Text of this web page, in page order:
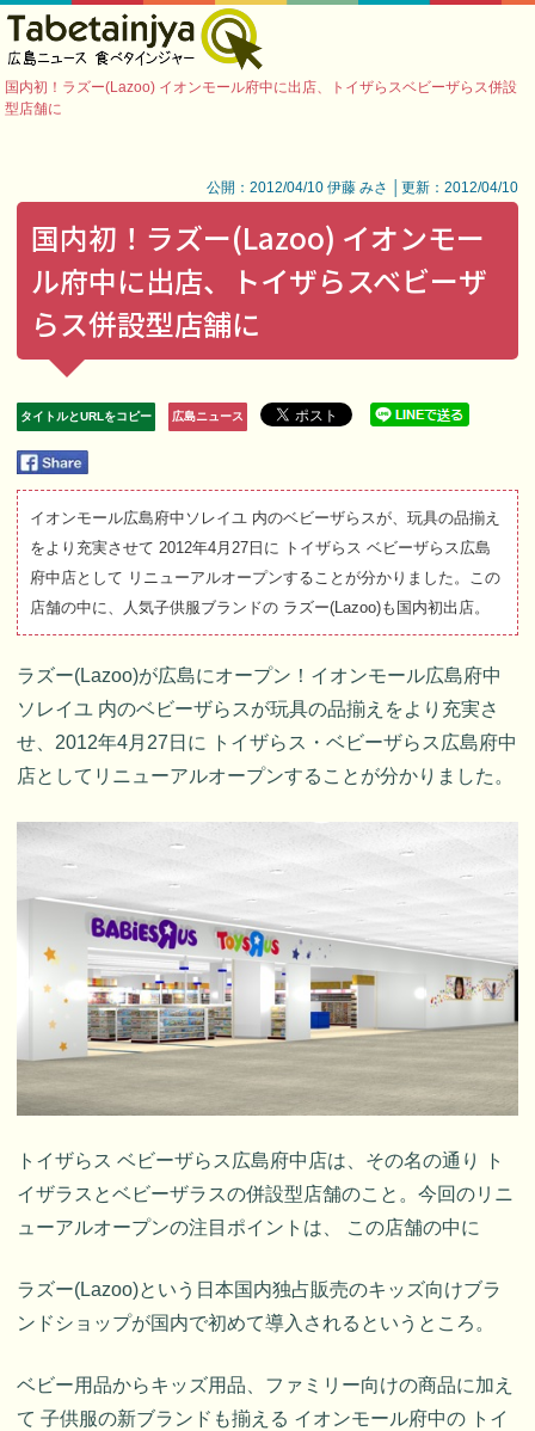
国内初！ラズー(Lazoo) イオンモール府中に出店、トイザらスベビーザらス併設
型店舗に
公開：2012/04/10 伊藤 みさ │更新：2012/04/10
国内初！ラズー(Lazoo) イオンモー
ル府中に出店、トイザらスベビーザ
らス併設型店舗に
タイトルとURLをコピー 広島ニュース
イオンモール広島府中ソレイユ 内のベビーザらスが、玩具の品揃え
をより充実させて 2012年4月27日に トイザらス ベビーザらス広島
府中店として リニューアルオープンすることが分かりました。この
店舗の中に、人気子供服ブランドの ラズー(Lazoo)も国内初出店。
ラズー(Lazoo)が広島にオープン！イオンモール広島府中
ソレイユ 内のベビーザらスが玩具の品揃えをより充実さ
せ、2012年4月27日に トイザらス・ベビーザらス広島府中
店としてリニューアルオープンすることが分かりました。
トイザらス ベビーザらス広島府中店は、その名の通り ト
イザラスとベビーザラスの併設型店舗のこと。今回のリニ
ューアルオープンの注目ポイントは、 この店舗の中に
ラズー(Lazoo)という日本国内独占販売のキッズ向けブラ
ンドショップが国内で初めて導入されるというところ。
ベビー用品からキッズ用品、ファミリー向けの商品に加え
て 子供服の新ブランドも揃える イオンモール府中の トイ